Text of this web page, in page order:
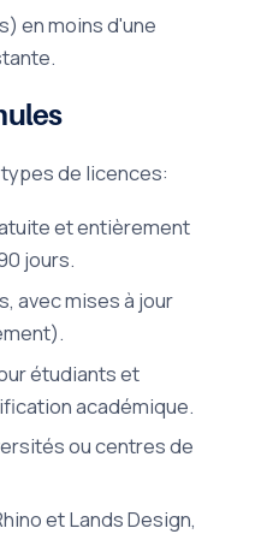
en moins d'une
de licences:
et entièrement
jours.
avec mises à jour
étudiants et
académique.
ou centres de
et Lands Design,